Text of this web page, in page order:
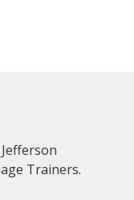
Trainers.